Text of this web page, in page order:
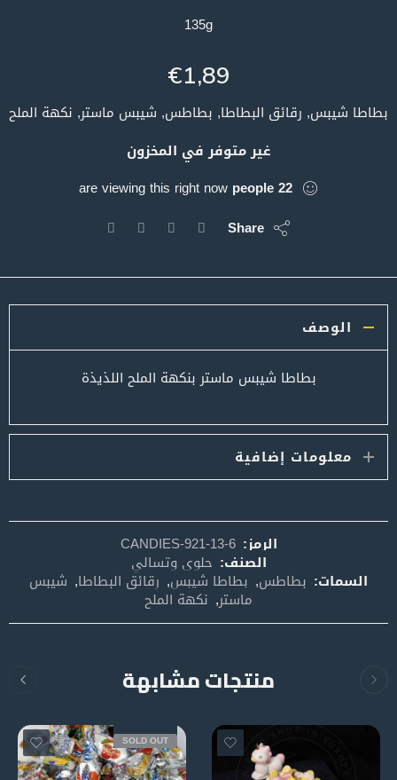
135g
€1,89
بطاطا شيبس, رقائق البطاطا, بطاطس, شيبس ماستر, نكهة الملح
غير متوفر في المخزون
22
people
are viewing this right now
Share
الوصف
بطاطا شيبس ماستر بنكهة الملح اللذيذة
معلومات إضافية
الرمز: CANDIES-921-13-6
الصنف: حلوى وتسالي
السمات: بطاطس, بطاطا شيبس, رقائق البطاطا, شيبس
ماستر, نكهة الملح
منتجات مشابهة
SOLD OUT